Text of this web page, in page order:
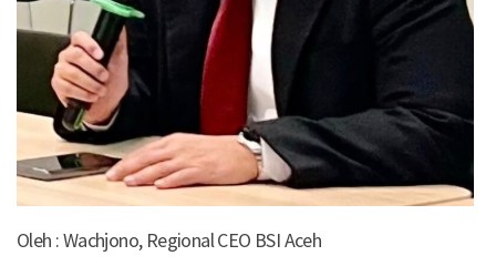
Oleh : Wachjono, Regional CEO BSI Aceh